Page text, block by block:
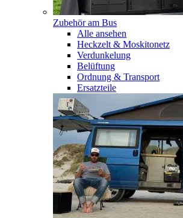
Zubehör am Bus
Alle ansehen
Heckzelt & Moskitonetz
Verdunkelung
Belüftung
Ordnung & Transport
Ersatzteile